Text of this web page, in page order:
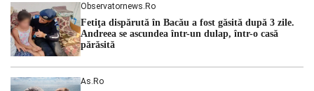
Observatornews.ro
Fetiţa dispărută în Bacău a fost găsită după 3 zile.
Andreea se ascundea într-un dulap, într-o casă
părăsită
As.ro